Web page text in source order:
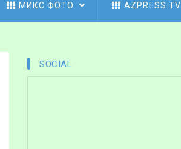
МИКС ФОТО AZPRESS TV
SOCIAL